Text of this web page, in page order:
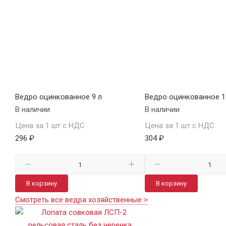
Ведро оцинкованное 9 л
В наличии
Цена за 1 шт с НДС
296 ₽
В корзину
Ведро оцинкованное
В наличии
Цена за 1 шт с НДС
304 ₽
В корзину
Смотреть все ведра хозяйственные >